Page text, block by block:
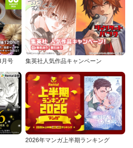
月号 集英社人気作品キャンペーン
2026年マンガ上半期ランキング